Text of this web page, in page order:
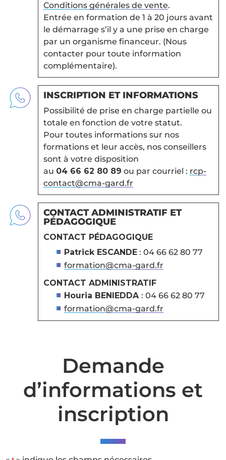
Conditions générales de vente.
Entrée en formation de 1 à 20 jours avant
le démarrage s’il y a une prise en charge
par un organisme financeur. (Nous
contacter pour toute information
complémentaire).
INSCRIPTION ET INFORMATIONS
Possibilité de prise en charge partielle ou
totale en fonction de votre statut.
Pour toutes informations sur nos
formations et leur accès, nos conseillers
sont à votre disposition
au 04 66 62 80 89 ou par courriel : rcp-
contact@cma-gard.fr
CONTACT ADMINISTRATIF ET
PÉDAGOGIQUE
CONTACT PÉDAGOGIQUE
Patrick ESCANDE: 04 66 62 80 77
formation@cma-gard.fr
CONTACT ADMINISTRATIF
Houria BENIEDDA : 04 66 62 80 77
formation@cma-gard.fr
Demande
d’informations et
inscription